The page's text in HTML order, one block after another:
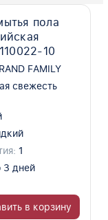
пола
10
FAMILY
свежесть
1
3 дней
в корзину